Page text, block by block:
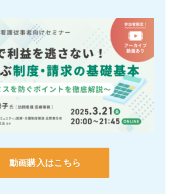
動画購入はこちら